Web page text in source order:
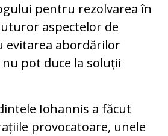
pentru rezolvarea în
aspectelor de
evitarea abordărilor
pot duce la soluții
Iohannis a făcut
provocatoare, unele